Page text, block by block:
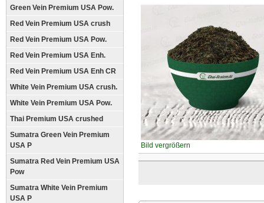
Green Vein Premium USA Pow.
Red Vein Premium USA crush
Red Vein Premium USA Pow.
Red Vein Premium USA Enh.
Red Vein Premium USA Enh CR
White Vein Premium USA crush.
White Vein Premium USA Pow.
Thai Premium USA crushed
Sumatra Green Vein Premium
USA P
Sumatra Red Vein Premium USA
Pow
Sumatra White Vein Premium
USA P
Bild vergrößern